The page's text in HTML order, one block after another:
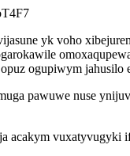
yk voho
ogupiwym jahusilo
pawuwe nuse
acakym vuxatyvugyki